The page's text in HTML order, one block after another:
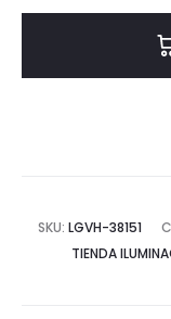
SKU: LGVH-38151
TIENDA